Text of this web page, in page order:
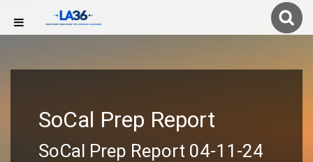
SoCal Prep Report
SoCal Prep Report 04-11-24